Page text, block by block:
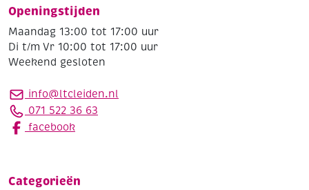
Openingstijden
Maandag 13:00 tot 17:00 uur
Di t/m Vr 10:00 tot 17:00 uur
Weekend gesloten
info@ltcleiden.nl
071 522 36 63
facebook
Categorieën